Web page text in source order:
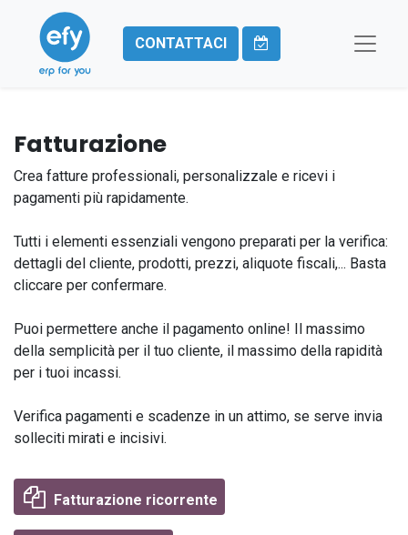
CONTATTACI
Fatturazione
Crea fatture professionali, personalizzale e ricevi i
pagamenti più rapidamente.
Tutti i elementi essenziali vengono preparati per la verifica:
dettagli del cliente, prodotti, prezzi, aliquote fiscali,... Basta
cliccare per confermare.
Puoi permettere anche il pagamento online! Il massimo
della semplicità per il tuo cliente, il massimo della rapidità
per i tuoi incassi.
Verifica pagamenti e scadenze in un attimo, se serve invia
solleciti mirati e incisivi.
Fatturazione ricorrente